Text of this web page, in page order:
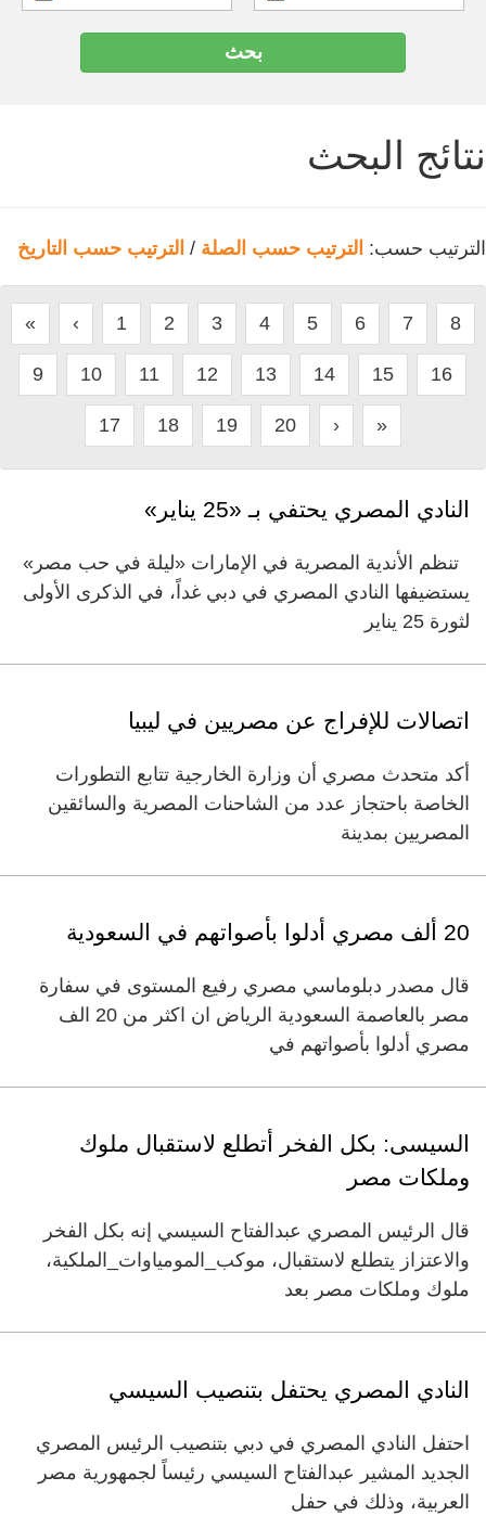
نتائج البحث
الترتيب حسب: الترتيب حسب الصلة / الترتيب حسب التاريخ
« ‹ 1 2 3 4 5 6 7 8
9 10 11 12 13 14 15 16
17 18 19 20 › »
النادي المصري يحتفي بـ «25 يناير»
تنظم الأندية المصرية في الإمارات «ليلة في حب مصر»
يستضيفها النادي المصري في دبي غداً، في الذكرى الأولى
لثورة 25 يناير
اتصالات للإفراج عن مصريين في ليبيا
أكد متحدث مصري أن وزارة الخارجية تتابع التطورات
الخاصة باحتجاز عدد من الشاحنات المصرية والسائقين
المصريين بمدينة
20 ألف مصري أدلوا بأصواتهم في السعودية
قال مصدر دبلوماسي مصري رفيع المستوى في سفارة
مصر بالعاصمة السعودية الرياض ان اكثر من 20 الف
مصري أدلوا بأصواتهم في
السيسى: بكل الفخر أتطلع لاستقبال ملوك
وملكات مصر
قال الرئيس المصري عبدالفتاح السيسي إنه بكل الفخر
والاعتزاز يتطلع لاستقبال، موكب_المومياوات_الملكية،
ملوك وملكات مصر بعد
النادي المصري يحتفل بتنصيب السيسي
احتفل النادي المصري في دبي بتنصيب الرئيس المصري
الجديد المشير عبدالفتاح السيسي رئيساً لجمهورية مصر
العربية، وذلك في حفل